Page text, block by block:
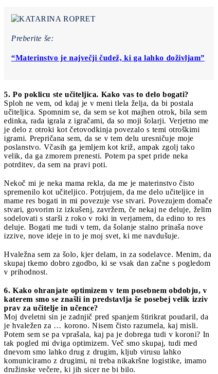
Preberite še:
“Materinstvo je največji čudež, ki ga lahko doživljam”
5. Po poklicu ste učiteljica. Kako vas to delo bogati?
Sploh ne vem, od kdaj je v meni tlela želja, da bi postala
učiteljica. Spomnim se, da sem se kot majhen otrok, bila sem
edinka, rada igrala z igračami, da so moji šolarji. Verjetno me
je delo z otroki kot četovodkinja povezalo s temi otroškimi
igrami. Prepričana sem, da se v tem delu uresničuje moje
poslanstvo. Včasih ga jemljem kot križ, ampak zgolj tako
velik, da ga zmorem prenesti. Potem pa spet pride neka
potrditev, da sem na pravi poti.
Nekoč mi je neka mama rekla, da me je materinstvo čisto
spremenilo kot učiteljico. Potrjujem, da me delo učiteljice in
mame res bogati in mi povezuje vse stvari. Povezujem domače
stvari, govorim iz izkušenj, zavržem, če nekaj ne deluje, želim
sodelovati s starši z roko v roki in verjamem, da edino to res
deluje. Bogati me tudi v tem, da šolanje stalno prinaša nove
izzive, nove ideje in to je moj svet, ki me navdušuje.
Hvaležna sem za šolo, kjer delam, in za sodelavce. Menim, da
skupaj tkemo dobro zgodbo, ki se vsak dan začne s pogledom
v prihodnost.
6. Kako ohranjate optimizem v tem posebnem obdobju, v
katerem smo se znašli in predstavlja še posebej velik izziv
prav za učitelje in učence?
Moj dveletni sin je zadnjič pred spanjem štirikrat poudaril, da
je hvaležen za … korono. Nisem čisto razumela, kaj misli.
Potem sem se pa vprašala, kaj pa je dobrega tudi v koroni? In
tak pogled mi dviga optimizem. Več smo skupaj, tudi med
dnevom smo lahko drug z drugim, kljub virusu lahko
komuniciramo z drugimi, ni treba nikakršne logistike, imamo
družinske večere, ki jih sicer ne bi bilo.